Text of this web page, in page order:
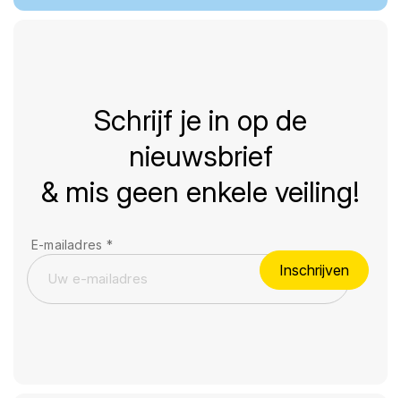
Schrijf je in op de
nieuwsbrief
& mis geen enkele veiling!
E-mailadres *
Inschrijven